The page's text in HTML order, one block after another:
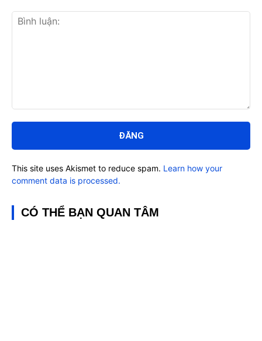
luận:
This site uses Akismet to reduce spam. Learn how your
comment data is processed.
CÓ THỂ BẠN QUAN TÂM